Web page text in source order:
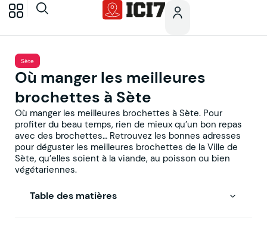
Sète
Où manger les meilleures
brochettes à Sète
Où manger les meilleures brochettes à Sète. Pour
profiter du beau temps, rien de mieux qu’un bon repas
avec des brochettes… Retrouvez les bonnes adresses
pour déguster les meilleures brochettes de la Ville de
Sète, qu’elles soient à la viande, au poisson ou bien
végétariennes.
Table des matières